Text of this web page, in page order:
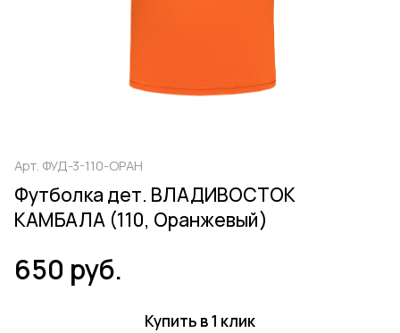
Арт. ФУД-3-110-ОРАН
Футболка дет. ВЛАДИВОСТОК
КАМБАЛА (110, Оранжевый)
650 руб.
Купить в 1 клик